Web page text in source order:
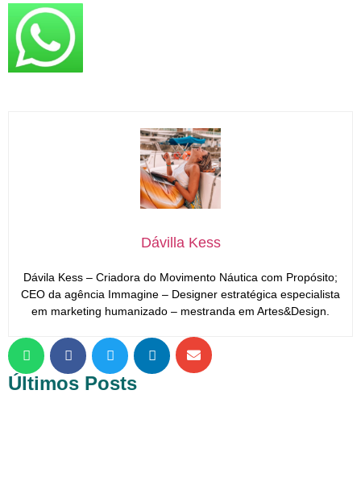
Dávilla Kess
Dávila Kess – Criadora do Movimento Náutica com Propósito;
CEO da agência Immagine – Designer estratégica especialista
em marketing humanizado – mestranda em Artes&Design.
Últimos Posts